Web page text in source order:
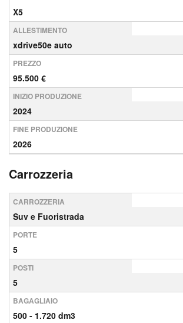
X5
ALLESTIMENTO
xdrive50e auto
PREZZO
95.500 €
INIZIO PRODUZIONE
2024
FINE PRODUZIONE
2026
Carrozzeria
CARROZZERIA
Suv e Fuoristrada
PORTE
5
POSTI
5
BAGAGLIAIO
500 - 1.720 dm3